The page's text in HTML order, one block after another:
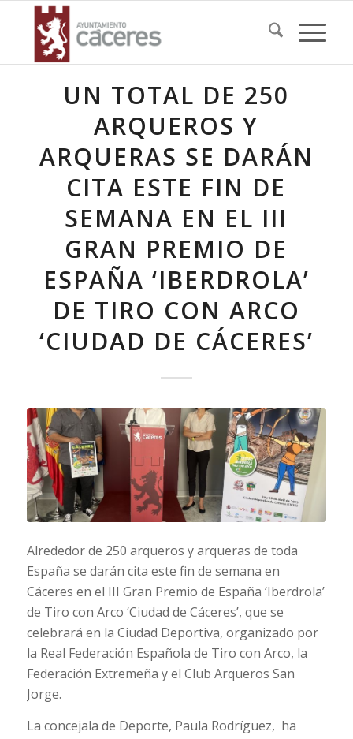
UN TOTAL DE 250
ARQUEROS Y
ARQUERAS SE DARÁN
CITA ESTE FIN DE
SEMANA EN EL III
GRAN PREMIO DE
ESPAÑA ‘IBERDROLA’
DE TIRO CON ARCO
‘CIUDAD DE CÁCERES’
Alrededor de 250 arqueros y arqueras de toda
España se darán cita este fin de semana en
Cáceres en el III Gran Premio de España ‘Iberdrola’
de Tiro con Arco ‘Ciudad de Cáceres’, que se
celebrará en la Ciudad Deportiva, organizado por
la Real Federación Española de Tiro con Arco, la
Federación Extremeña y el Club Arqueros San
Jorge.
La concejala de Deporte, Paula Rodríguez, ha